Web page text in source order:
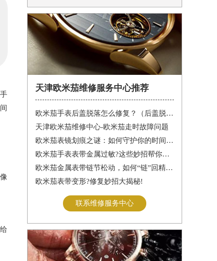
天津欧米茄维修服务中心推荐
欧米茄手表后盖脱落怎么修复？（后盖脱落解决办法）
天津欧米茄维修中心-欧米茄走时故障问题
欧米茄表镜划痕之谜：如何守护你的时间印记
欧米茄手表表带金属过敏?这些妙招帮你轻松解决
欧米茄金属表带链节松动，如何“链”回精致时光?
欧米茄表带变形?修复妙招大揭秘!
联系维修服务中心